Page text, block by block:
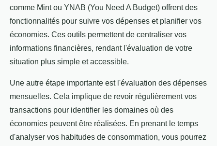
comme Mint ou YNAB (You Need A Budget) offrent des
fonctionnalités pour suivre vos dépenses et planifier vos
économies. Ces outils permettent de centraliser vos
informations financières, rendant l'évaluation de votre
situation plus simple et accessible.
Une autre étape importante est l'évaluation des dépenses
mensuelles. Cela implique de revoir régulièrement vos
transactions pour identifier les domaines où des
économies peuvent être réalisées. En prenant le temps
d'analyser vos habitudes de consommation, vous pourrez